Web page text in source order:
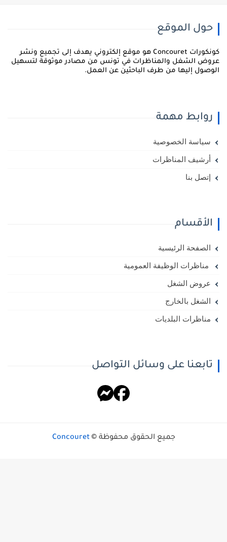
حول الموقع
كونكورات Concouret هو موقع إلكتروني يهدف إلى تجميع ونشر
الشغل والمناظرات في تونس من مصادر موثوقة لتسهيل
إليها من طرف الباحثين عن العمل.
روابط مهمة
سياسة الخصوصية
أرشيف المناظرات
إتصل بنا
الأقسام
الصفحة الرئيسية
مناظرات الوظيفة العمومية
عروض الشغل
الشغل بالخارج
مناظرات البلديات
تابعنا على وسائل التواصل
جميع الحقوق محفوظة © Concouret